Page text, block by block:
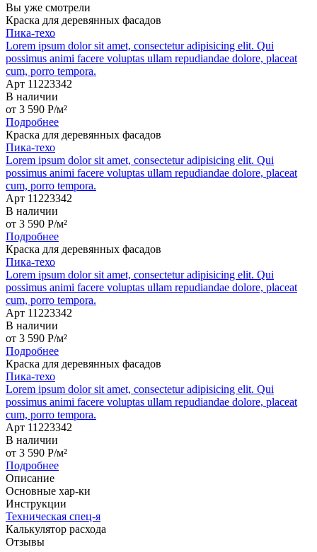
Вы уже смотрели
Краска для деревянных фасадов
Пика-техо
Lorem ipsum dolor sit amet, consectetur adipisicing elit. Qui
possimus animi facere voluptas ullam repudiandae dolore, placeat
cum, porro tempora.
Арт 11223342
В наличии
от 3 590 P/м²
Подробнее
Краска для деревянных фасадов
Пика-техо
Lorem ipsum dolor sit amet, consectetur adipisicing elit. Qui
possimus animi facere voluptas ullam repudiandae dolore, placeat
cum, porro tempora.
Арт 11223342
В наличии
от 3 590 P/м²
Подробнее
Краска для деревянных фасадов
Пика-техо
Lorem ipsum dolor sit amet, consectetur adipisicing elit. Qui
possimus animi facere voluptas ullam repudiandae dolore, placeat
cum, porro tempora.
Арт 11223342
В наличии
от 3 590 P/м²
Подробнее
Краска для деревянных фасадов
Пика-техо
Lorem ipsum dolor sit amet, consectetur adipisicing elit. Qui
possimus animi facere voluptas ullam repudiandae dolore, placeat
cum, porro tempora.
Арт 11223342
В наличии
от 3 590 P/м²
Подробнее
Описание
Основные хар-ки
Инструкции
Техническая спец-я
Калькулятор расхода
Отзывы